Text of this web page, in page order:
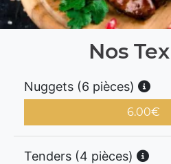
Nos
Nuggets (6 pièces)
6.00€
Tenders (4 pièces)